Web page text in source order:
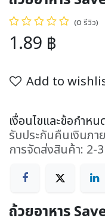
(0 รีวิว)
1.89 ฿
Add to
เงื่อนไขและข้อกำหน
รับประกันคืนเงินภา
การจัดส่งสินค้า: 2-
ถ้วยอาหาร